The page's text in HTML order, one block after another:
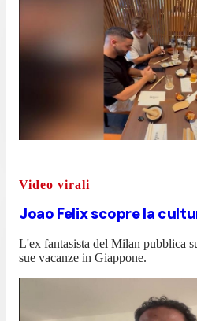
Video virali
Joao Felix scopre la
L'ex fantasista del Milan pubblica
sue vacanze in Giappone.